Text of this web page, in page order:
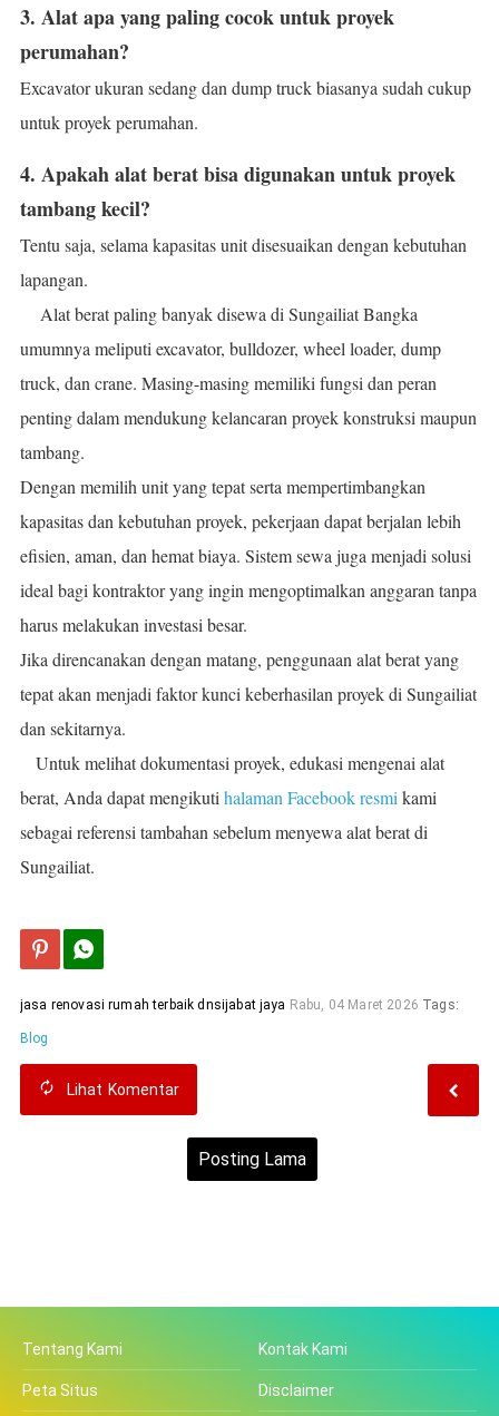
3. Alat apa yang paling cocok untuk proyek
perumahan?
Excavator ukuran sedang dan dump truck biasanya sudah cukup
untuk proyek perumahan.
4. Apakah alat berat bisa digunakan untuk proyek
tambang kecil?
Tentu saja, selama kapasitas unit disesuaikan dengan kebutuhan
lapangan.
Alat berat paling banyak disewa di Sungailiat Bangka
umumnya meliputi excavator, bulldozer, wheel loader, dump
truck, dan crane. Masing-masing memiliki fungsi dan peran
penting dalam mendukung kelancaran proyek konstruksi maupun
tambang.
Dengan memilih unit yang tepat serta mempertimbangkan
kapasitas dan kebutuhan proyek, pekerjaan dapat berjalan lebih
efisien, aman, dan hemat biaya. Sistem sewa juga menjadi solusi
ideal bagi kontraktor yang ingin mengoptimalkan anggaran tanpa
harus melakukan investasi besar.
Jika direncanakan dengan matang, penggunaan alat berat yang
tepat akan menjadi faktor kunci keberhasilan proyek di Sungailiat
dan sekitarnya.
Untuk melihat dokumentasi proyek, edukasi mengenai alat
berat, Anda dapat mengikuti halaman Facebook resmi kami
sebagai referensi tambahan sebelum menyewa alat berat di
Sungailiat.
jasa renovasi rumah terbaik dnsijabat jaya Rabu, 04 Maret 2026 Tags:
Blog
Lihat Komentar
Posting Lama
Tentang Kami Kontak Kami
Peta Situs Disclaimer